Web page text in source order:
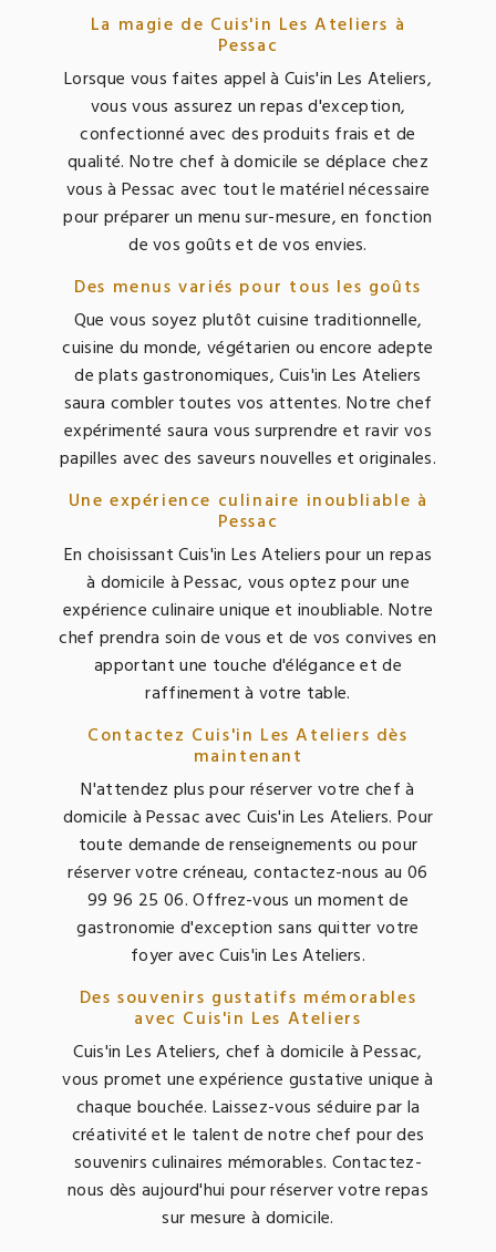
La magie de Cuis'in Les Ateliers à
Pessac
Lorsque vous faites appel à Cuis'in Les Ateliers,
vous vous assurez un repas d'exception,
confectionné avec des produits frais et de
qualité. Notre chef à domicile se déplace chez
vous à Pessac avec tout le matériel nécessaire
pour préparer un menu sur-mesure, en fonction
de vos goûts et de vos envies.
Des menus variés pour tous les goûts
Que vous soyez plutôt cuisine traditionnelle,
cuisine du monde, végétarien ou encore adepte
de plats gastronomiques, Cuis'in Les Ateliers
saura combler toutes vos attentes. Notre chef
expérimenté saura vous surprendre et ravir vos
papilles avec des saveurs nouvelles et originales.
Une expérience culinaire inoubliable à
Pessac
En choisissant Cuis'in Les Ateliers pour un repas
à domicile à Pessac, vous optez pour une
expérience culinaire unique et inoubliable. Notre
chef prendra soin de vous et de vos convives en
apportant une touche d'élégance et de
raffinement à votre table.
Contactez Cuis'in Les Ateliers dès
maintenant
N'attendez plus pour réserver votre chef à
domicile à Pessac avec Cuis'in Les Ateliers. Pour
toute demande de renseignements ou pour
réserver votre créneau, contactez-nous au 06
99 96 25 06. Offrez-vous un moment de
gastronomie d'exception sans quitter votre
foyer avec Cuis'in Les Ateliers.
Des souvenirs gustatifs mémorables
avec Cuis'in Les Ateliers
Cuis'in Les Ateliers, chef à domicile à Pessac,
vous promet une expérience gustative unique à
chaque bouchée. Laissez-vous séduire par la
créativité et le talent de notre chef pour des
souvenirs culinaires mémorables. Contactez-
nous dès aujourd'hui pour réserver votre repas
sur mesure à domicile.